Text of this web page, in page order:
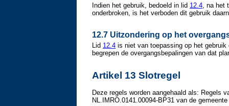
Indien het gebruik, bedoeld in lid 12.4, na het
onderbroken, is het verboden dit gebruik
12.7 Uitzondering op het
Lid 12.4 is niet van toepassing op het
begrepen de overgangsbepalingen van dat
Artikel 13 Slotregel
Deze regels worden aangehaald als: Regels
NL.IMRO.0141.00094-BP31 van de